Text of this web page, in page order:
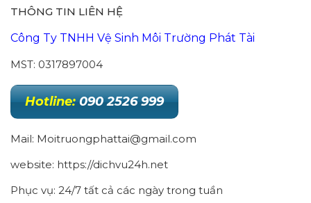
THÔNG TIN LIÊN HỆ
Công Ty TNHH Vệ Sinh Môi Trường Phát Tài
MST: 0317897004
Hotline: 090 2526 999
Mail: Moitruongphattai@gmail.com
website: https://dichvu24h.net
Phục vụ: 24/7 tất cả các ngày trong tuần